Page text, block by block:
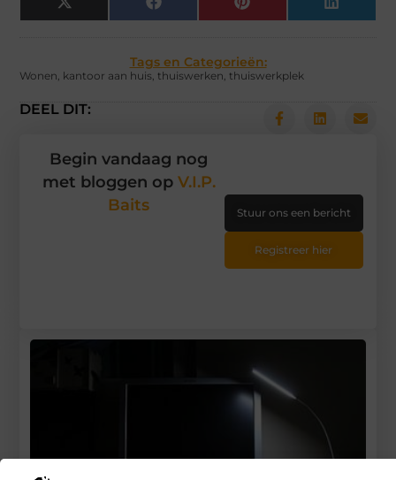
X
(Twitter)
Facebook Pinterest LinkedIn
Tags en Categorieën:
Wonen, kantoor aan huis, thuiswerken, thuiswerkplek
DEEL DIT:
Begin vandaag nog
met bloggen op V.I.P.
Baits
Stuur ons een bericht
Registreer hier